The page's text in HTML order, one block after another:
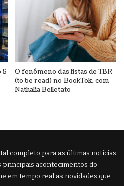
5
O fenômeno das listas de TBR
(to be read) no BookTok, com
Nathalia Belletato
completo para as últimas notícias
acontecimentos do
em tempo real as novidades que